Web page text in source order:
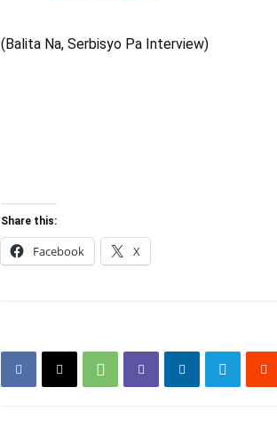
(Balita Na, Serbisyo Pa Interview)
Share this:
Facebook X